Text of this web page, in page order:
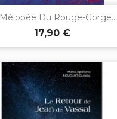
Du Rouge-Gorge...
17,90 €